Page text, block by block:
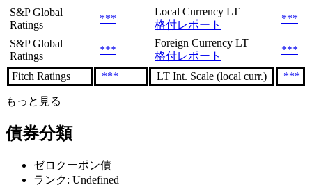
S&P Global
Ratings
***
Local Currency LT
格付レポート
***
S&P Global
Ratings
***
Foreign Currency LT
格付レポート
***
Fitch Ratings *** LT Int. Scale (local curr.) ***
もっと見る
債券分類
ゼロクーポン債
ランク: Undefined